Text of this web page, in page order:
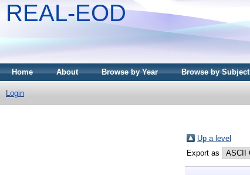
REAL-EOD
Home About Browse by Year Browse by Subject
Login
Up a level
Export as